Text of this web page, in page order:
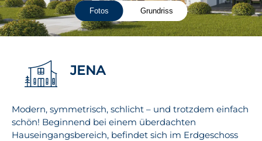
Fotos Grundriss
JENA
Modern, symmetrisch, schlicht – und trotzdem einfach
schön! Beginnend bei einem überdachten
Hauseingangsbereich, befindet sich im Erdgeschoss